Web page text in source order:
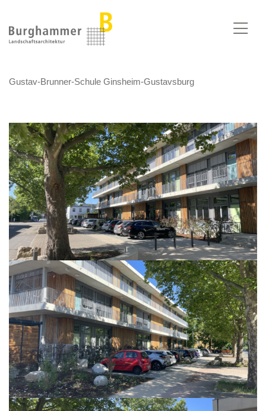
Gustav-Brunner-Schule Ginsheim-Gustavsburg